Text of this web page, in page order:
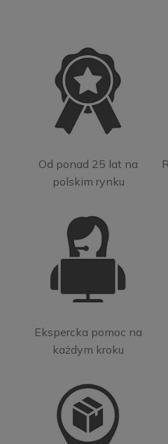
Od ponad 25 lat na
polskim rynku
Ekspercka pomoc na
każdym kroku